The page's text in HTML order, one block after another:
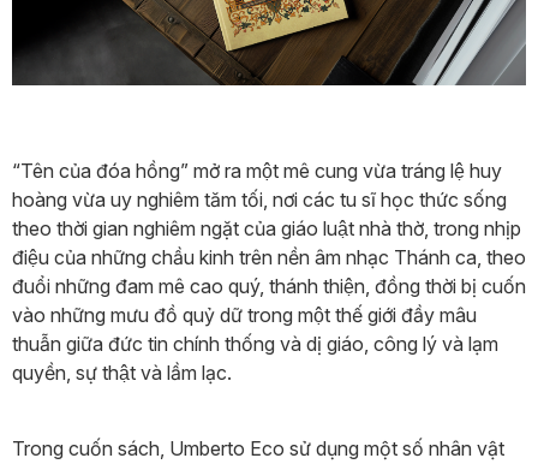
“Tên của đóa hồng” mở ra một mê cung vừa tráng lệ huy
hoàng vừa uy nghiêm tăm tối, nơi các tu sĩ học thức sống
theo thời gian nghiêm ngặt của giáo luật nhà thờ, trong nhịp
điệu của những chầu kinh trên nền âm nhạc Thánh ca, theo
đuổi những đam mê cao quý, thánh thiện, đồng thời bị cuốn
vào những mưu đồ quỷ dữ trong một thế giới đầy mâu
thuẫn giữa đức tin chính thống và dị giáo, công lý và lạm
quyền, sự thật và lầm lạc.
Trong cuốn sách, Umberto Eco sử dụng một số nhân vật